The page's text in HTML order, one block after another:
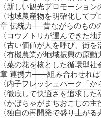
しい観光プロモーション
域農産物を明確化してプ
伝統力──昔ながらのもの
ウノトリが運んできた地
い価値が人を呼び、街を
機農業が地域振興の原動
の花を核とした循環型社
連携力――組み合わせれば
子フレッシュパーク「か
底して快適さを追求した
ぼちゃがまちおこしの主
自の再開発で盛り上がる